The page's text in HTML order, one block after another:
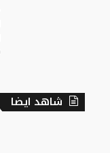
شاهد ايضا